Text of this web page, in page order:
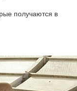
получаются в